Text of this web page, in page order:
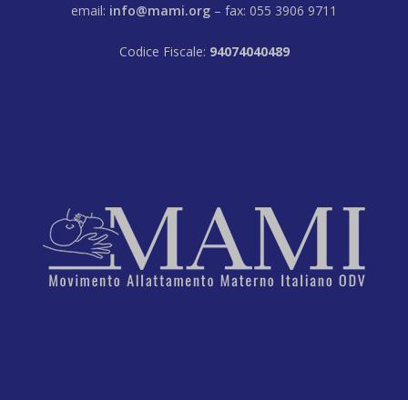
email: info@mami.org – fax: 055 3906 9711
Codice Fiscale: 94074040489